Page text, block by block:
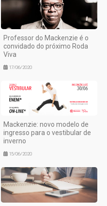
Professor do Mackenzie é o
convidado do próximo Roda
Viva
17/06/2020
Mackenzie: novo modelo de
ingresso para o vestibular de
inverno
15/06/2020